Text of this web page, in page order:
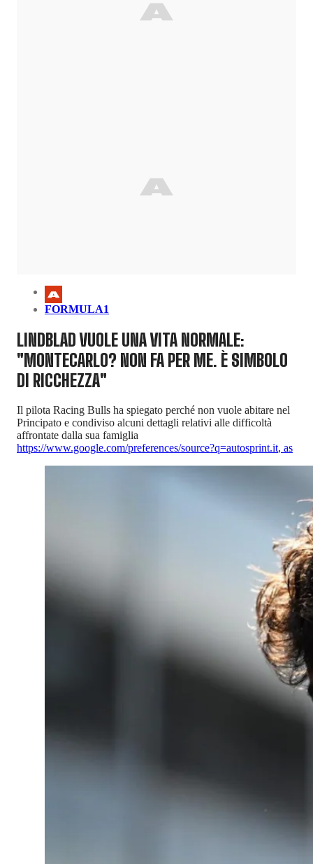
FORMULA1
LINDBLAD VUOLE UNA VITA NORMALE:
"MONTECARLO? NON FA PER ME. È SIMBOLO
DI RICCHEZZA"
Il pilota Racing Bulls ha spiegato perché non vuole abitare nel
Principato e condiviso alcuni dettagli relativi alle difficoltà
affrontate dalla sua famiglia
https://www.google.com/preferences/source?q=autosprint.it, as